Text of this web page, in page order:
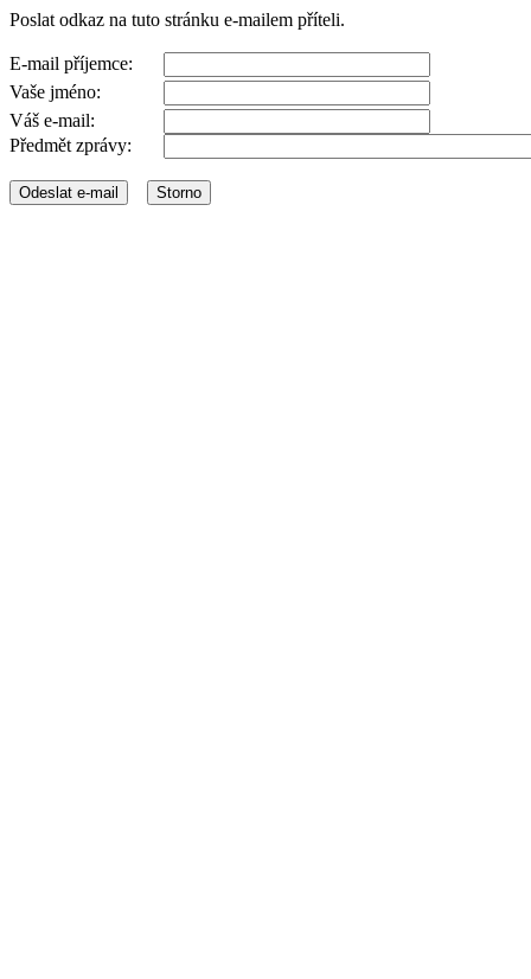
Poslat odkaz na tuto stránku e-mailem příteli.
E-mail příjemce:
Vaše jméno:
Váš e-mail:
Předmět zprávy: